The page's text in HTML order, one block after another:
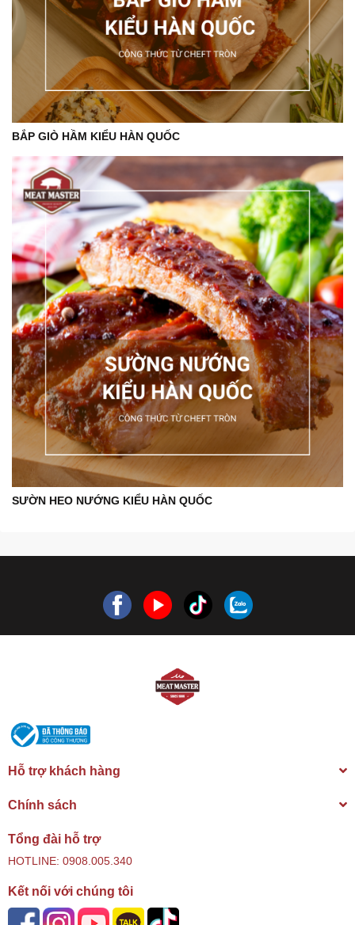
BẮP GIÒ HẦM KIỂU HÀN QUỐC
SƯỜN HEO NƯỚNG KIỂU HÀN QUỐC
Hỗ trợ khách hàng
Chính sách
Tổng đài hỗ trợ
HOTLINE: 0908.005.340
Kết nối với chúng tôi